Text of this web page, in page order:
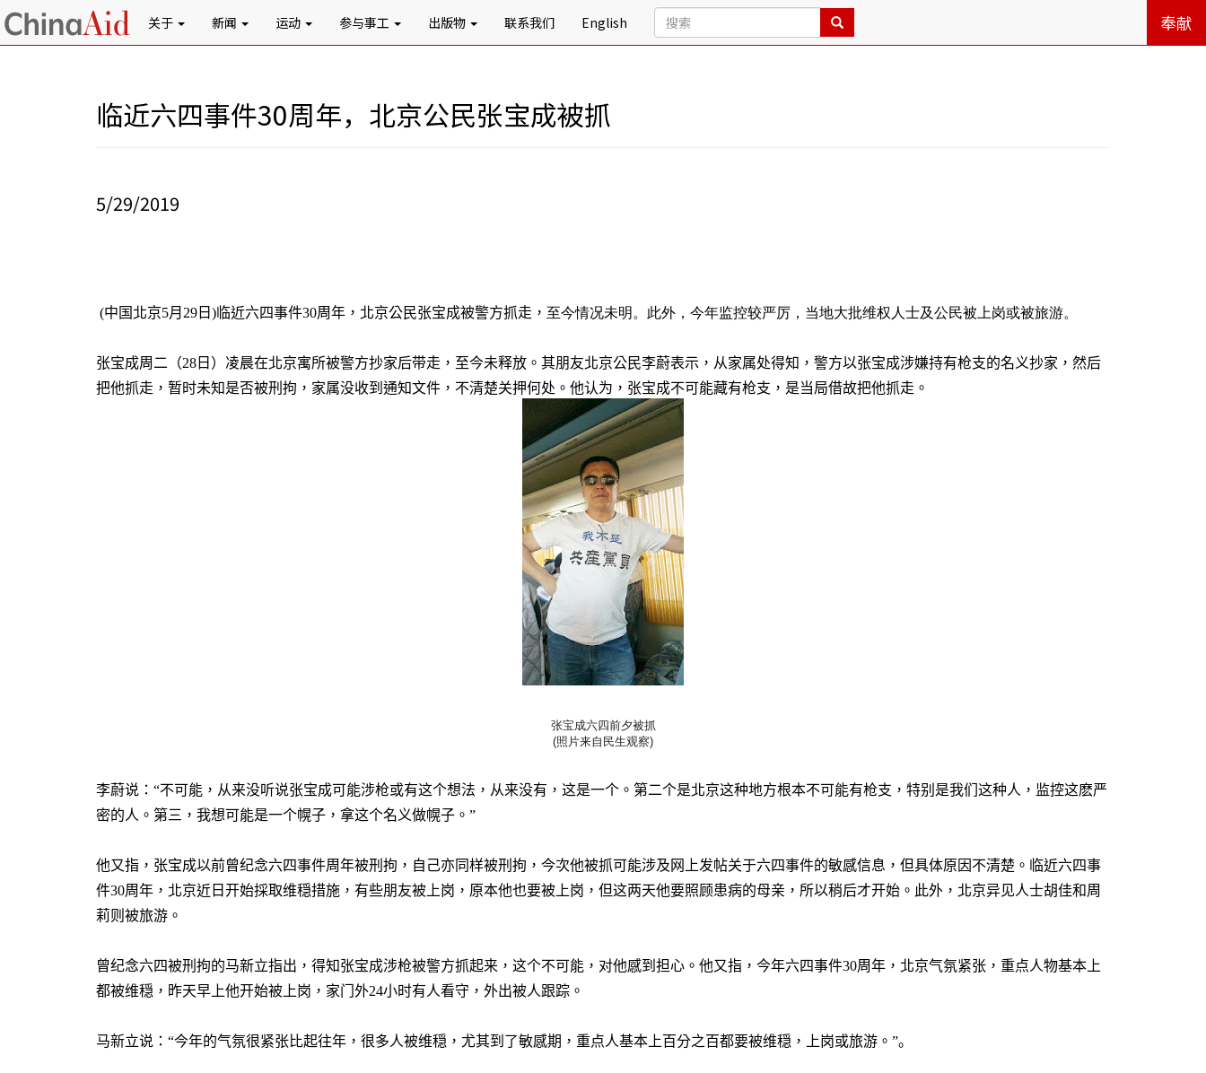
关于 新闻 运动 参与事工 出版物 联系我们 English 奉献
临近六四事件30周年，北京公民张宝成被抓
5/29/2019
(中国北京5月 29 日 ) 临近六四事件30周年，北京公民张宝成被警方抓走， 至今情况未明。此外，今年监控较严厉，当地大批维权人士及公民被上岗或被旅游。
张宝成周二（28 日）凌晨在北京寓所被警方抄家后带走，至今未释放。其朋友北京公民李蔚表示，从家属处得知，警方以张宝成涉嫌持有枪支的名义抄家，然后
把他抓走，暂时未知是否被刑拘，家属没收到通知文件，不清楚关押何处。他认为，张宝成不可能藏有枪支，是当局借故把他抓走。
张宝成六四前夕被抓
(照片来自民生观察)
李蔚说： “不可能，从来没听说张宝成可能涉枪或有这个想法，从来没有，这是一个。第二个是北京这种地方根本不可能有枪支，特别是我们这种人，监控这麽严
密的人。第三，我想可能是一个幌子，拿这个名义做幌子。 ”
他又指，张宝成以前曾纪念六四事件周年被刑拘， 自己亦同样被刑拘，今次他被抓可能涉及网上发帖关于六四事件的敏感信息，但具体原因不清楚。临近六四事
件30周年，北京近日开始採取维穏措施，有些朋友被上岗，原本他也要被 上岗，但这两天他要照顾患病的母亲，所以稍后才开始。此外，北京异见人士胡佳和周
莉则被旅游。
曾纪念六四被刑拘的马新立指出，得知张宝成涉枪被警方抓起来，这个不可能，对他感到担心。他又指，今年六四事件30周年，北京气氛紧张，重点人物基本上
都被维穏，昨天早上他开始被上岗，家门外24小时有人看守，外出被人跟踪。
马新立说： “今年的气氛很紧张比起往年，很多人被维穏，尤其到了敏感期，重点人基本上百分之百都要被维穏，上岗或旅游。 ”。